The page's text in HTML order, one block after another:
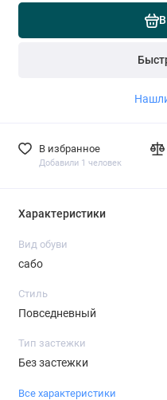
В избранное
Добавили 1 человек
Характеристики
Вид обуви
сабо
Стиль
Повседневный
Тип застежки
Без застежки
Все характеристики